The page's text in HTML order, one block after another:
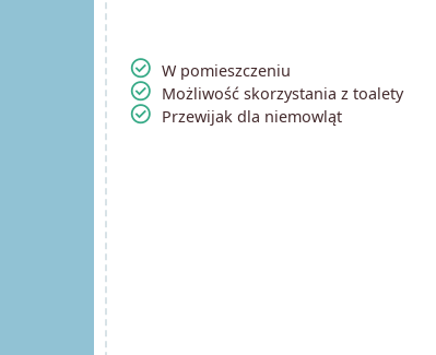
check_circle W pomieszczeniu
check_circle Możliwość skorzystania z toalety
check_circle Przewijak dla niemowląt